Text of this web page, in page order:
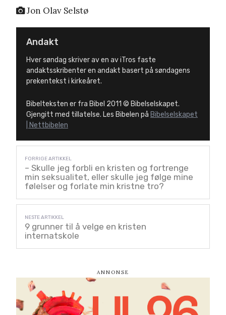
Jon Olav Selstø
Andakt
Hver søndag skriver av en av iTros faste
andaktsskribenter en andakt basert på søndagens
prekentekst i kirkeåret.
Bibelteksten er fra Bibel 2011 © Bibelselskapet.
Gjengitt med tillatelse. Les Bibelen på Bibelselskapet
| Nettbibelen
– Skulle jeg forbli en kristen og fortrenge
min seksualitet, eller skulle jeg følge mine
følelser og forlate min kristne tro?
9 grunner til å velge en kristen
internatskole